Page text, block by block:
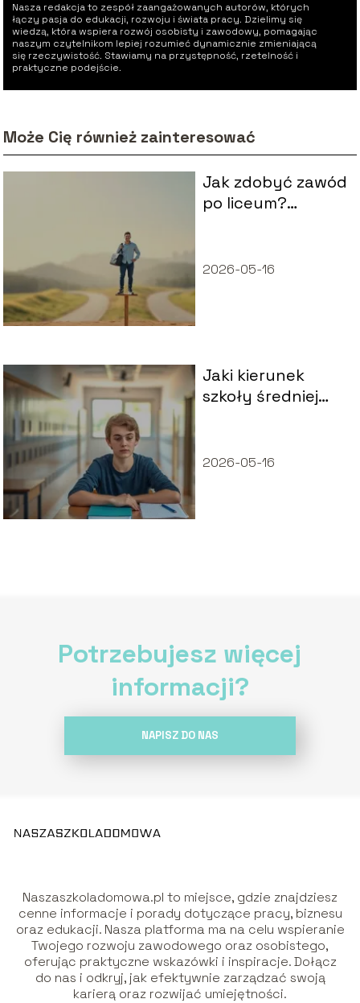
Nasza redakcja to zespół zaangażowanych autorów, których
łączy pasja do edukacji, rozwoju i świata pracy. Dzielimy się
wiedzą, która wspiera rozwój osobisty i zawodowy, pomagając
naszym czytelnikom lepiej rozumieć dynamicznie zmieniającą
się rzeczywistość. Stawiamy na przystępność, rzetelność i
praktyczne podejście.
Może Cię również zainteresować
Jak zdobyć zawód
po liceum?
2026-05-16
Jaki kierunek
szkoły średniej
poradnik dla
2026-05-16
Potrzebujesz więcej
informacji?
NAPISZ DO NAS
Naszaszkoladomowa.pl to miejsce, gdzie znajdziesz
cenne informacje i porady dotyczące pracy, biznesu
oraz edukacji. Nasza platforma ma na celu wspieranie
Twojego rozwoju zawodowego oraz osobistego,
oferując praktyczne wskazówki i inspiracje. Dołącz
do nas i odkryj, jak efektywnie zarządzać swoją
karierą oraz rozwijać umiejętności.